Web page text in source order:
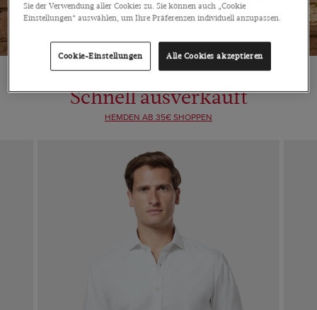
Schnell ausverkauft
HEMDEN AB 35€ SHOPPEN
Sie der Verwendung aller Cookies zu. Sie können auch „Cookie
Einstellungen“ auswählen, um Ihre Präferenzen individuell anzupassen.
Cookie-Einstellungen Alle Cookies akzeptieren